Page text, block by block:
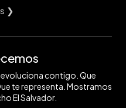
❯
contigo. Que
te representa. Mostramos
El Salvador.